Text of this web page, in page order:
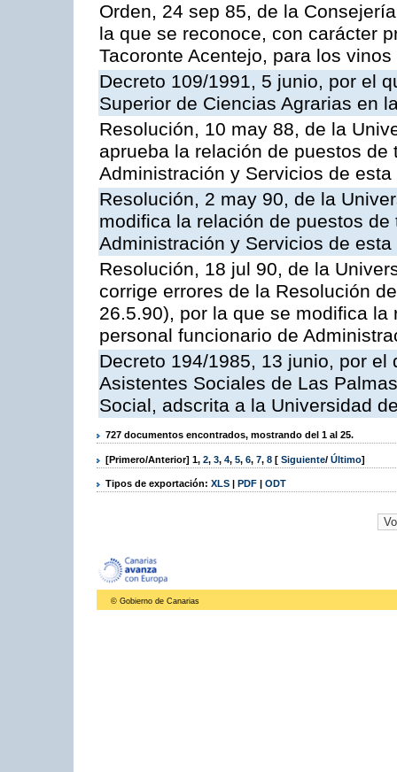
Orden, 24 sep 85, de la
la que se reconoce, con carácter
Tacoronte Acentejo, para los
Decreto 109/1991, 5 junio, por el
Superior de Ciencias Agrarias en
Resolución, 10 may 88, de la
aprueba la relación de puestos
Administración y Servicios de
Resolución, 2 may 90, de la
modifica la relación de puestos
Administración y Servicios de
Resolución, 18 jul 90, de la
corrige errores de la Resolución
26.5.90), por la que se modifica
personal funcionario de
Decreto 194/1985, 13 junio, por
Asistentes Sociales de Las
Social, adscrita a la Universidad
727 documentos encontrados, mostrando del 1 al 25.
[Primero/Anterior] 1, 2, 3, 4, 5, 6, 7, 8 [ Siguiente/ Último]
Tipos de exportación: XLS | PDF | ODT
© Gobierno de Canarias